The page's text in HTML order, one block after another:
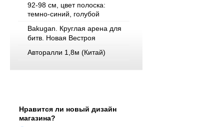
92-98 см, цвет полоска:
темно-синий, голубой
Bakugan. Круглая арена для
битв. Новая Вестроя
Авторалли 1,8м (Китай)
Нравится ли новый дизайн
магазина?